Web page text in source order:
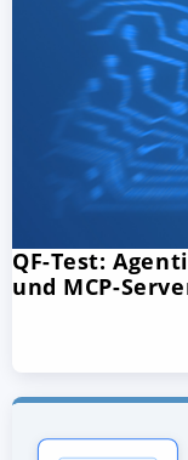
QF-Test:
und MCP-